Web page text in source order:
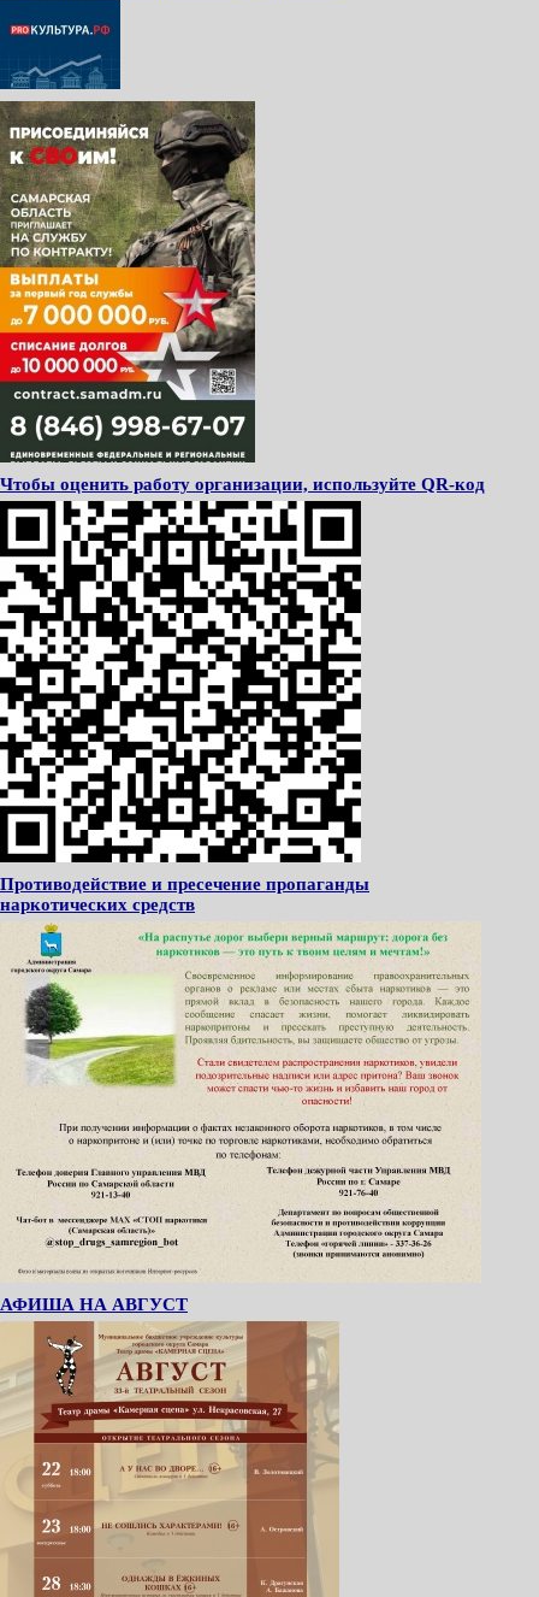
Чтобы оценить работу организации, используйте QR-код
Противодействие и пресечение пропаганды
наркотических средств
АФИША НА АВГУСТ